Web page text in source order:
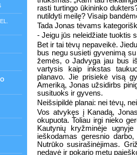
rasti turtingo ūkininko
nutildyti meilę? Visaip
Tada Jonas tėvams
- Jeigu jūs neleidžiate tuoktis
Bet ir tai tėvų nepaveikė.
bus negu susieti gyvenimą
žemės, o Jadvyga jau bus
vartysis kaip inkstas
planavo. Jie prisiekė visą
Ameriką, Jonas užsidirbs
susituoks ir gyvens.
Neišsipildė planai: nei tėvų,
Vos atvykęs į Kanadą,
okupuota. Toliau irgi nieko
Kautynių kryžminėje
ieškodamas geresnio
Nutrūko susirašinėjimas.
nedavė ir pokario metų